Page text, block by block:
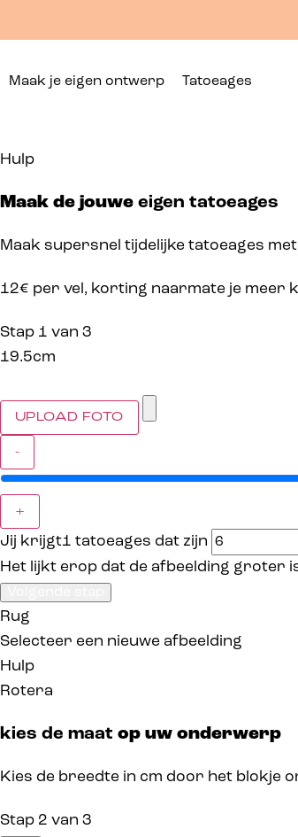
Maak je eigen ontwerp Tatoeages
Hulp
Maak de jouwe eigen tatoeages
Maak supersnel tijdelijke tatoeages
12€ per vel, korting naarmate je meer
Stap 1 van 3
19.5cm
UPLOAD FOTO
-
+
Jij krijgt1 tatoeages dat zijn
Het lijkt erop dat de afbeelding groter
Rug
Selecteer een nieuwe afbeelding
Hulp
Rotera
kies de maat op uw onderwerp
Kies de breedte in cm door het blokje
Stap 2 van 3